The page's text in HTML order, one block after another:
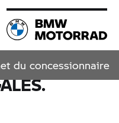
du concessionnaire